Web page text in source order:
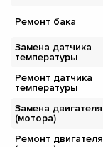
Ремонт бака
Замена датчика
температуры
Ремонт датчика
температуры
Замена двигателя
(мотора)
Ремонт двигателя